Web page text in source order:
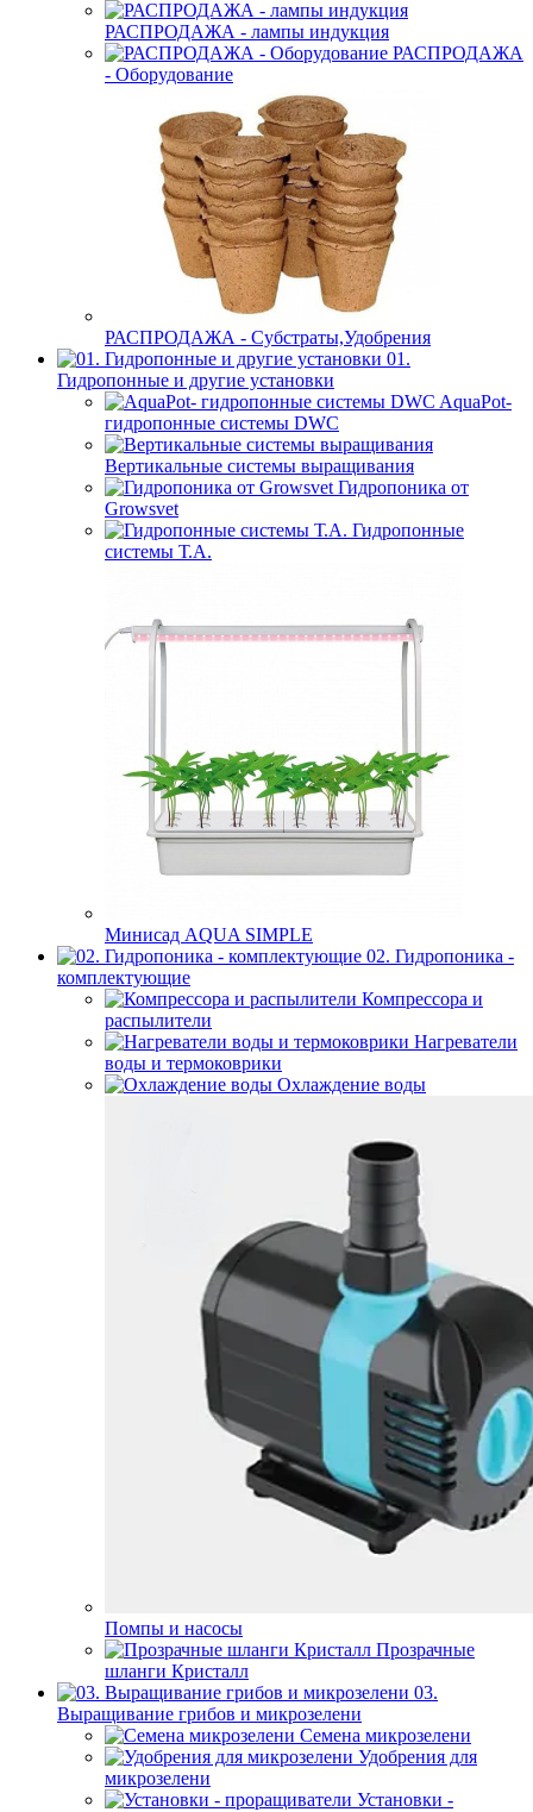
РАСПРОДАЖА - лампы индукция
РАСПРОДАЖА
- Оборудование
РАСПРОДАЖА - Субстраты,Удобрения
01.
Гидропонные и другие установки
AquaPot-
гидропонные системы DWC
Вертикальные системы выращивания
Гидропоника от
Growsvet
Гидропонные
системы Т.A.
Минисад AQUA SIMPLE
02. Гидропоника -
комплектующие
Компрессора и
распылители
Нагреватели
воды и термоковрики
Охлаждение воды
Помпы и насосы
Прозрачные
шланги Кристалл
03.
Выращивание грибов и микрозелени
Семена микрозелени
Удобрения для
микрозелени
Установки -